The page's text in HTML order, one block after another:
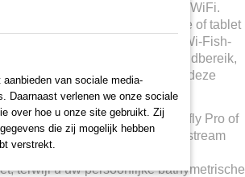
modellen hebben ingebouwde WiFi.
naar hun smartphone of tablet
Wi-Fish™-app. De mobiele Wi-Fish-
niet alleen letterlijk binnen handbereik,
en vastleggen om deze
terwijl u vaart, met uw Dragonfly Pro of
SonarChart™ Live app. Of stream
app en geniet van live
terwijl u uw persoonlijke bathymetrische
van sociale media-
Daarnaast verlenen we onze sociale
over hoe u onze site gebruikt. Zij
die zij mogelijk hebben
verstrekt.